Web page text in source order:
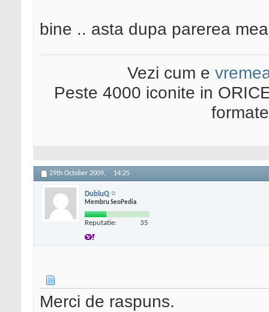
bine .. asta dupa parerea
Vezi cum e
Peste 4000 iconite in
29th October 2009, 14:25
DubluQ
Membru SeoPedia
Reputatie: 35
Merci de raspuns.